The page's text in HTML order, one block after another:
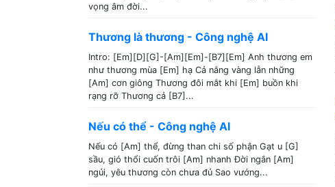
vọng âm đời...
Thương là thương - Công nghệ AI
Intro: [Em][D][G]-[Am][Em]-[B7][Em] Anh thương em
như thương mùa [Em] hạ Cả nắng vàng lẫn những
[Am] cơn giông Thương đôi mắt khi [Em] buồn khi
rạng rỡ Thương cả [B7]...
Nếu có thể - Công nghệ AI
Nếu có [Am] thể, đừng than chi số phận Gạt u [G]
sầu, gió thổi cuốn trôi [Am] nhanh Đời ngắn [Am]
ngủi, yêu thương còn chưa đủ Sao vướng...